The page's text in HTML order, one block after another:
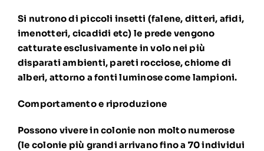
Si nutrono di piccoli insetti (falene, ditteri, afidi,
imenotteri, cicadidi etc) le prede vengono
catturate esclusivamente in volo nei più
disparati ambienti, pareti rocciose, chiome di
alberi, attorno a fonti luminose come lampioni.
Comportamento e riproduzione
Possono vivere in colonie non molto numerose
(le colonie più grandi arrivano fino a 70 individui